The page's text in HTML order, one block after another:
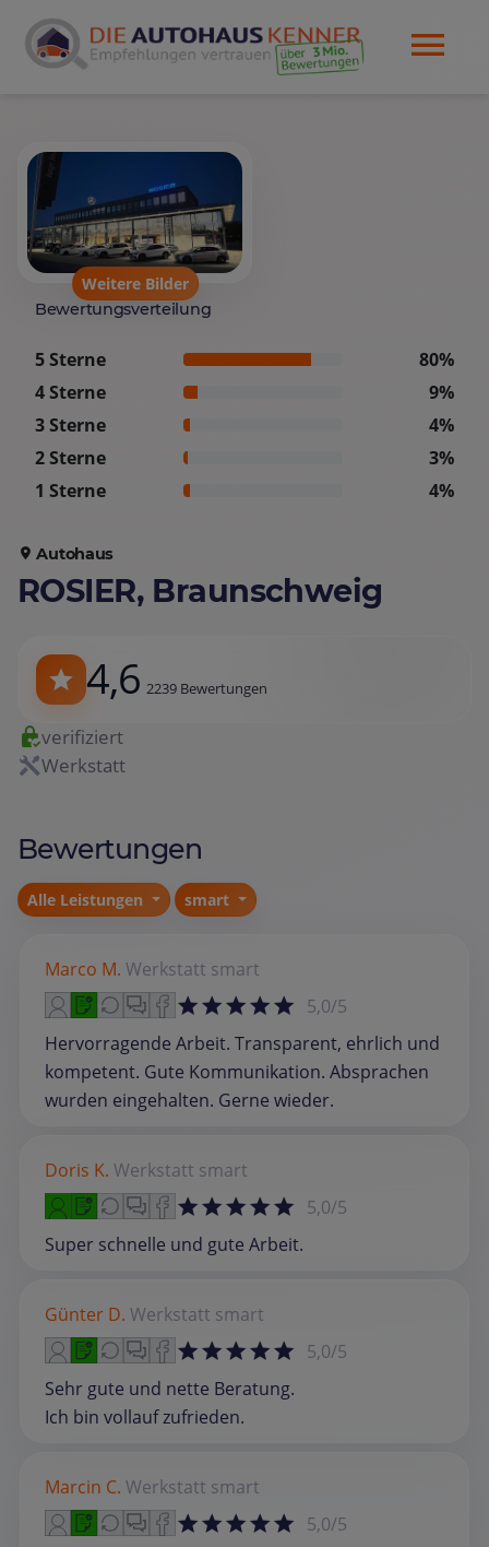
Weitere Bilder
Bewertungsverteilung
5 Sterne
80%
4 Sterne
9%
3 Sterne
4%
2 Sterne
3%
1 Sterne
4%
Autohaus
ROSIER, Braunschweig
4,6 2239 Bewertungen
verifiziert
Werkstatt
Bewertungen
Alle Leistungen smart
Marco M. Werkstatt smart
5,0/5
Hervorragende Arbeit. Transparent, ehrlich und
kompetent. Gute Kommunikation. Absprachen
wurden eingehalten. Gerne wieder.
Doris K. Werkstatt smart
5,0/5
Super schnelle und gute Arbeit.
Günter D. Werkstatt smart
5,0/5
Sehr gute und nette Beratung.
Ich bin vollauf zufrieden.
Marcin C. Werkstatt smart
5,0/5